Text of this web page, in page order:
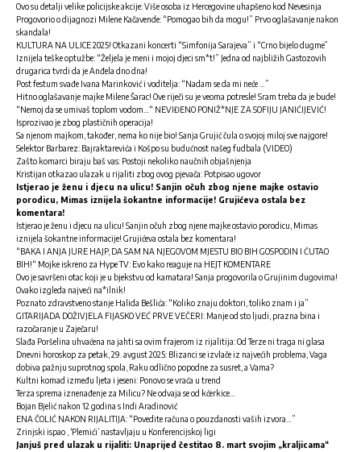
Ovo su detalji velike policijske akcije: Više osoba iz Hercegovine uhapšeno kod Nevesinja
Progovorio o dijagnozi Milene Kačavende: “Pomogao bih da mogu!” Prvo oglašavanje nakon
skandala!
KULTURA NA ULICE 2025! Otkazani koncerti “Simfonija Sarajeva” i “Crno bijelo dugme”
Iznijela teške optužbe: “Željela je meni i mojoj djeci sm*t!” Jedna od najbližih Gastozovih
drugarica tvrdi da je Anđela dno dna!
Post festum svađe Ivana Marinković i voditelja: “Nadam se da mi neće …”
Hitno oglašavanje majke Milene Šarac! Ove riječi su je veoma potresle! Sram treba da je bude!
“Nemoj da se umivaš toplom vodom…“ NEVIĐENO PONIŽ*NJE ZA SOFIJU JANIĆIJEVIĆ!
Isprozivao je zbog plastičnih operacija!
Sa njenom majkom, također, nema ko nije bio! Sanja Grujić čula o svojoj miloj sve najgore!
Selektor Barbarez: Bajraktarevića i Košpo su budućnost našeg fudbala (VIDEO)
Zašto komarci biraju baš vas: Postoji nekoliko naučnih objašnjenja
Kristijan otkazao ulazak u rijaliti zbog ovog pjevača: Potpisao ugovor
Istjerao je ženu i djecu na ulicu! Sanjin očuh zbog njene majke ostavio
porodicu, Mimas iznijela šokantne informacije! Grujićeva ostala bez
komentara!
Istjerao je ženu i djecu na ulicu! Sanjin očuh zbog njene majke ostavio porodicu, Mimas
iznijela šokantne informacije! Grujićeva ostala bez komentara!
“BAKA I ANJA JURE HAJP, DA SAM NA NJEGOVOM MJESTU BIO BIH GOSPODIN I ĆUTAO
BIH!“ Mojke iskreno za Hype TV: Evo kako reaguje na HEJT KOMENTARE
Ovo je savršeni otac koji je u bjekstvu od kamatara! Sanja progovorila o Grujinim dugovima!
Ovako izgleda najveći na*ilnik!
Poznato zdravstveno stanje Halida Bešlića: “Koliko znaju doktori, toliko znam i ja”
GITARIJADA DOŽIVJELA FIJASKO VEĆ PRVE VEČERI: Manje od sto ljudi, prazna bina i
razočaranje u Zaječaru!
Slađa Poršelina uhvaćena na jahti sa ovim frajerom iz rijalitija: Od Terze ni traga ni glasa
Dnevni horoskop za petak, 29. avgust 2025: Blizanci se izvlače iz najvećih problema, Vaga
dobiva pažnju suprotnog spola, Raku odlično popodne za susret, a Vama?
Kultni komad između ljeta i jeseni: Ponovo se vraća u trend
Terza sprema iznenađenje za Milicu? Ne odvaja se od kćerkice…
Bojan Bjelić nakon 12 godina s Indi Aradinović
ENA ČOLIĆ NAKON RIJALITIJA: “Povedite računa o pouzdanosti vaših izvora…”
Zrinjski ispao , ‘Plemići’ nastavljaju u Konferencijskoj ligi
Janjuš pred ulazak u rijaliti: Unaprijed čestitao 8. mart svojim „kraljicama“